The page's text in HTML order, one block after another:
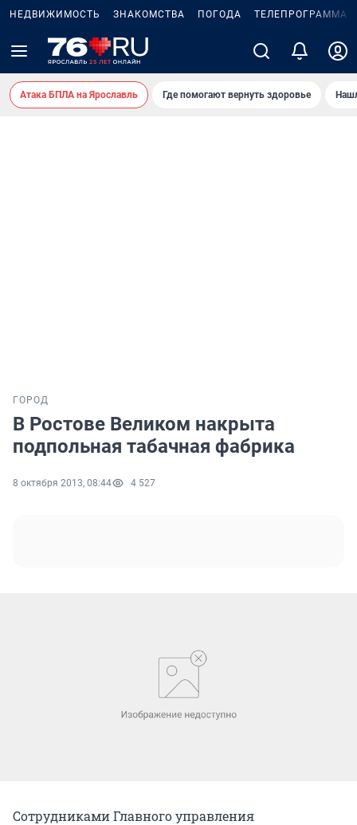
НЕДВИЖИМОСТЬ ЗНАКОМСТВА ПОГОДА ТЕЛЕПРОГРАММА
Атака БПЛА на Ярославль Где помогают вернуть здоровье
ГОРОД
В Ростове Великом накрыта
подпольная табачная фабрика
8 октября 2013, 08:44 4 527
Сотрудниками Главного управления